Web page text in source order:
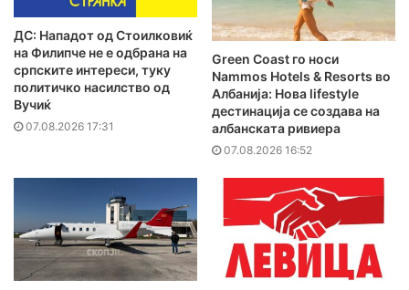
ДС: Нападот од Стоилковиќ
на Филипче не е одбрана на
српските интереси, туку
политичко насилство од
Вучиќ
07.08.2026 17:31
Green Coast го носи
Nammos Hotels & Resorts во
Албанија: Нова lifestyle
дестинација се создава на
албанската ривиера
07.08.2026 16:52